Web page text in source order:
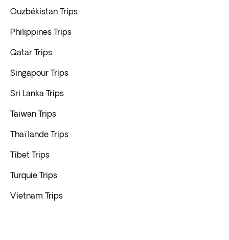
Ouzbékistan Trips
Philippines Trips
Qatar Trips
Singapour Trips
Sri Lanka Trips
Taiwan Trips
Thaïlande Trips
Tibet Trips
Turquie Trips
Vietnam Trips